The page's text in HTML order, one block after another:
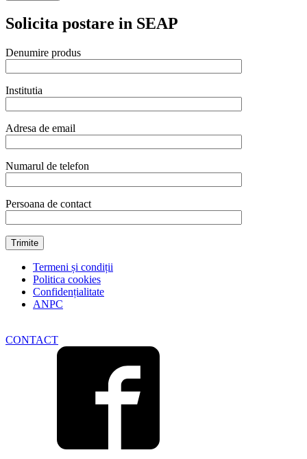
Solicita postare in SEAP
Denumire produs
Institutia
Adresa de email
Numarul de telefon
Persoana de contact
Termeni și condiții
Politica cookies
Confidențialitate
ANPC
CONTACT